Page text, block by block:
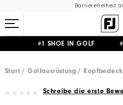
Barrierefreiheit
#1 SHOE IN GOLF #1
Start
Golfausrüstung
Schreibe die erste